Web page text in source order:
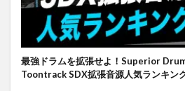
最強ドラムを拡張せよ！Superior
Toontrack SDX拡張音源人気ランキン